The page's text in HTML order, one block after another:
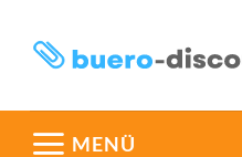
Inhalt
springen
MENÜ